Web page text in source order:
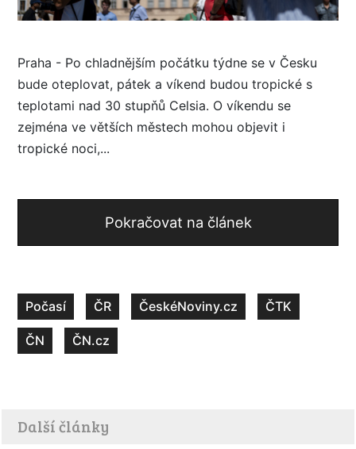
Praha - Po chladnějším počátku týdne se v Česku
bude oteplovat, pátek a víkend budou tropické s
teplotami nad 30 stupňů Celsia. O víkendu se
zejména ve větších městech mohou objevit i
tropické noci,...
Pokračovat na článek
Počasí ČR ČeskéNoviny.cz ČTK
ČN ČN.cz
Další články